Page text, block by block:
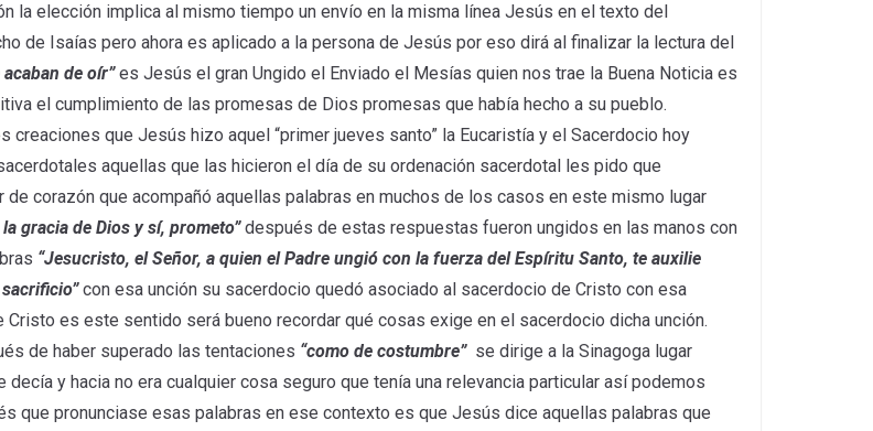
la elección implica al mismo tiempo un envío en la misma línea Jesús en el texto del
de Isaías pero ahora es aplicado a la persona de Jesús por eso dirá al finalizar la lectura del
de oír”es Jesús el gran Ungido el Enviado el Mesías quien nos trae la Buena Noticia es
el cumplimiento de las promesas de Dios promesas que había hecho a su pueblo.
que Jesús hizo aquel “primer jueves santo” la Eucaristía y el Sacerdocio hoy
aquellas que las hicieron el día de su ordenación sacerdotal les pido que
corazón que acompañó aquellas palabras en muchos de los casos en este mismo lugar
gracia de Dios y sí, prometo”después de estas respuestas fueron ungidos en las manos con
“Jesucristo, el Señor, a quien el Padre ungió con la fuerza del Espíritu Santo, te auxilie
con esa unción su sacerdocio quedó asociado al sacerdocio de Cristo con esa
es este sentido será bueno recordar qué cosas exige en el sacerdocio dicha unción.
de haber superado las tentaciones “como de costumbre”se dirige a la Sinagoga lugar
y hacia no era cualquier cosa seguro que tenía una relevancia particular así podemos
que pronunciase esas palabras en ese contexto es que Jesús dice aquellas palabras que